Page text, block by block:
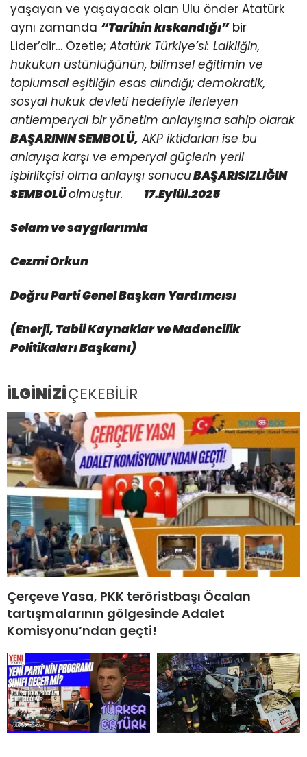
yaşayan ve yaşayacak olan Ulu önder Atatürk
aynı zamanda “Tarihin kıskandığı”bir
Lider’dir… Özetle; Atatürk Türkiye’si: Laikliğin,
hukukun üstünlüğünün, bilimsel eğitimin ve
toplumsal eşitliğin esas alındığı; demokratik,
sosyal hukuk devleti hedefiyle ilerleyen
antiemperyal bir yönetim anlayışına sahip olarak
BAŞARININ SEMBOLÜ, AKP iktidarları ise bu
anlayışa karşı ve emperyal güçlerin yerli
işbirlikçisi olma anlayışı sonucuBAŞARISIZLIĞIN
SEMBOLÜolmuştur. 17.Eylül.2025
Selam ve saygılarımla
Cezmi Orkun
Doğru Parti Genel Başkan Yardımcısı
(Enerji, Tabii Kaynaklar ve Madencilik
Politikaları Başkanı)
İLGİNİZİÇEKEBİLİR
Çerçeve Yasa, PKK teröristbaşı Öcalan
tartışmalarının gölgesinde Adalet
Komisyonu’ndan geçti!